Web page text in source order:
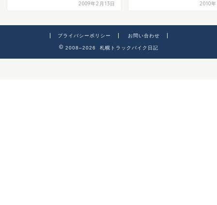
2009年2月13日 2010
プライバシーポリシー お問い合わせ
2008–2026 札幌トラックバイク日記